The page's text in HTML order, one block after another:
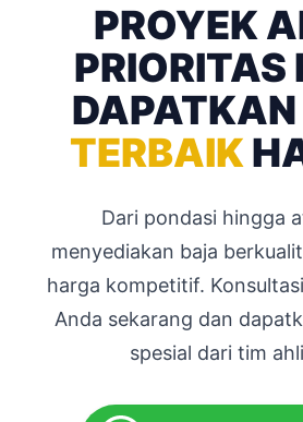
PROYEK
DAPATKAN
TERBAIK
Dari pondasi hingga
menyediakan baja
harga kompetitif.
Anda sekarang dan
spesial dari tim